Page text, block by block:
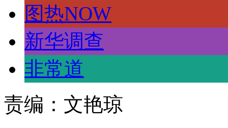
图热NOW
新华调查
非常道
责编：文艳琼